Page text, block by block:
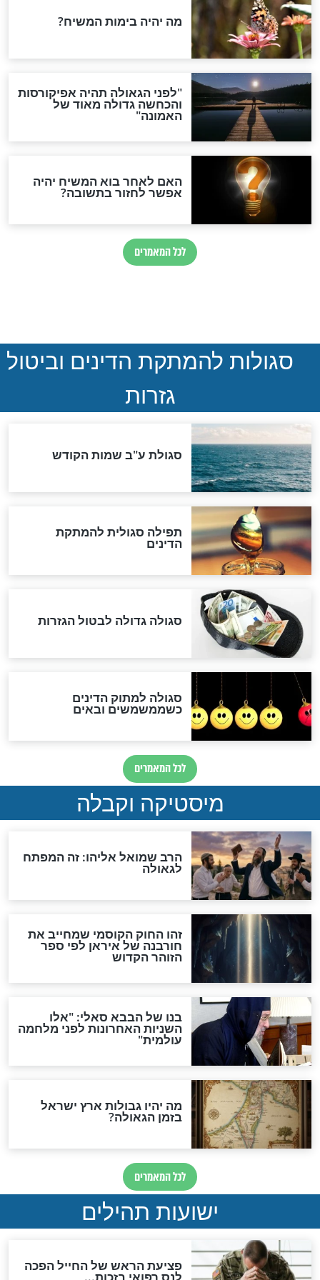
הותר לפרסום: לוחמי מילואים
נהרגו בדרום לבנון
ההסכם החשאי של טראמפ
ואיראן: בלי שקיפות ועם הרבה
סימני שאלה
המסמך האבוד שנחשף
במרתפי מוסקבה: כתב היד
שורדת השואה שחוגגת 100:
"מודה לקב"ה על כל השנים"
לכל המאמרים
אחרית הימים
האם אפשר לחשב את הקץ?
"לפני הגאולה תהיה אפיקורסות
והכחשה גדולה מאוד של
האמונה"
האם לאחר בוא המשיח יהיה
אפשר לחזור בתשובה?
לכל המאמרים
להמתקת הדינים וביטול
גזרות
סגולת ע"ב שמות הקודש